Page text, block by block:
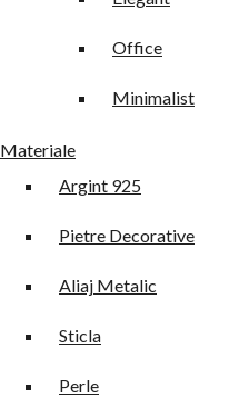
Office
Minimalist
Materiale
Argint 925
Pietre Decorative
Aliaj Metalic
Sticla
Perle